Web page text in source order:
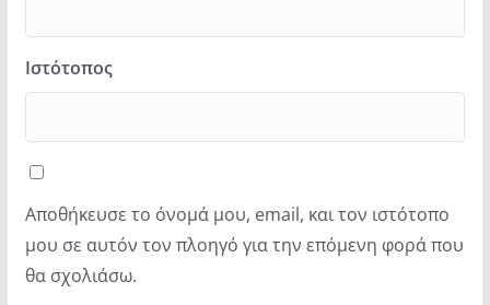
Ιστότοπος
Αποθήκευσε το όνομά μου, email, και τον ιστότοπο
μου σε αυτόν τον πλοηγό για την επόμενη φορά που
θα σχολιάσω.